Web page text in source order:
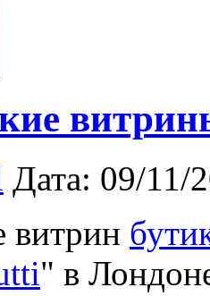
Дата: 09/11/
витрин
" в